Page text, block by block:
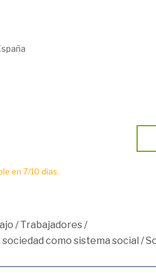
en 7/10 días.
/Trabajadores/
como sistema social /